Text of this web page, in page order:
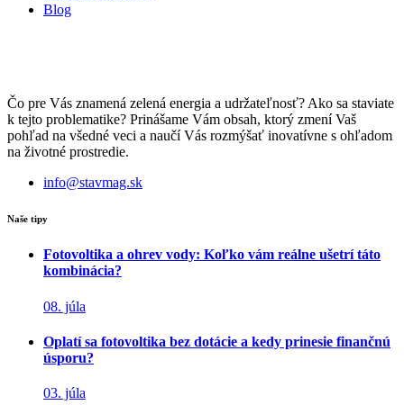
Blog
Čo pre Vás znamená zelená energia a udržateľnosť? Ako sa staviate
k tejto problematike? Prinášame Vám obsah, ktorý zmení Vaš
pohľad na všedné veci a naučí Vás rozmýšať inovatívne s ohľadom
na životné prostredie.
info@stavmag.sk
Naše tipy
Fotovoltika a ohrev vody: Koľko vám reálne ušetrí táto
kombinácia?
08. júla
Oplatí sa fotovoltika bez dotácie a kedy prinesie finančnú
úsporu?
03. júla